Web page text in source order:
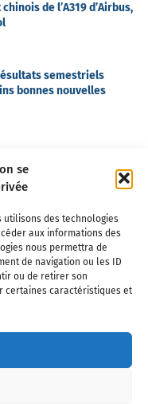
se
des technologies
aux informations des
nous permettra de
de navigation ou les ID
ou de retirer son
certaines caractéristiques et
de l’A319 d’Airbus,
semestriels
bonnes nouvelles
Partenaires
Cookies
l'aviation d'affaires, les
spatiale. Toute reproduction,